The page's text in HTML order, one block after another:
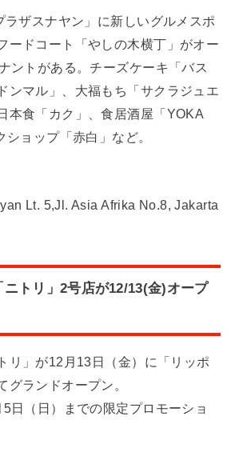
ラザスナヤン」に新しいグルメスポ
ードコート「やしの木横丁」がオー
ントがある。チーズケーキ「バス
ンマル」、大福もち「サクラジュエ
本食「カク」、食居酒屋「YOKA
ョップ「赤白」など。
Lt. 5,Jl. Asia Afrika No.8, Jakarta
トリ」2号店が12/13(金)オープ
リ」が12月13日（金）に「リッポ
グランドオープン。
日（日）までの限定プロモーショ